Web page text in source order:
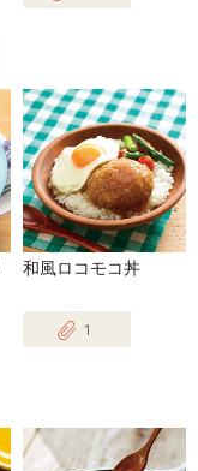
和風ロコモコ丼
1